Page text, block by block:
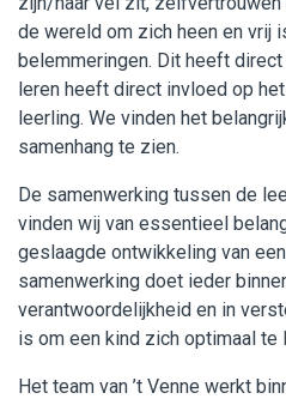
de wereld om zich heen en vrij
belemmeringen. Dit heeft
leren heeft direct invloed op
leerling. We vinden het
samenhang te zien.
De samenwerking tussen de
vinden wij van essentieel
geslaagde ontwikkeling van
samenwerking doet ieder
verantwoordelijkheid en in
is om een kind zich optimaal te
Het team van ’t Venne werkt